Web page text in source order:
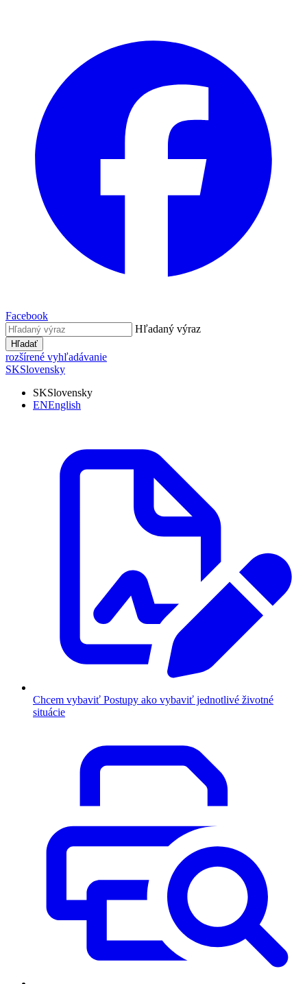
Facebook
Hľadaný výraz
Hľadať
rozšírené vyhľadávanie
SKSlovensky
SKSlovensky
ENEnglish
Chcem vybaviť Postupy ako vybaviť jednotlivé životné
situácie